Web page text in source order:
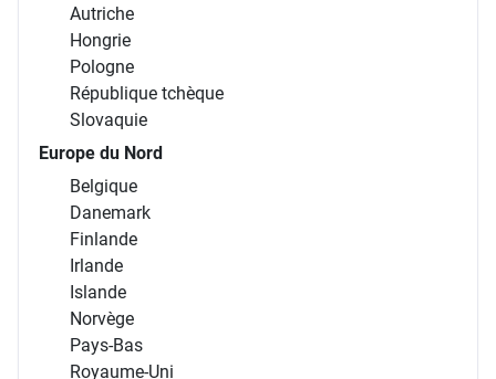
Autriche
Hongrie
Pologne
République tchèque
Slovaquie
Europe du Nord
Belgique
Danemark
Finlande
Irlande
Islande
Norvège
Pays-Bas
Royaume-Uni